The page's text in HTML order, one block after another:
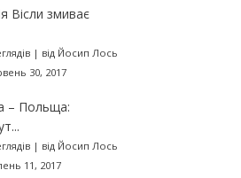
Вісли змиває
| від Йосип Лось
30, 2017
– Польща:
| від Йосип Лось
11, 2017